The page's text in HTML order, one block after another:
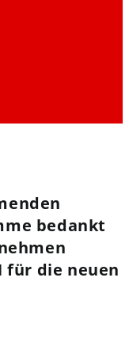
bedankt
für die neuen